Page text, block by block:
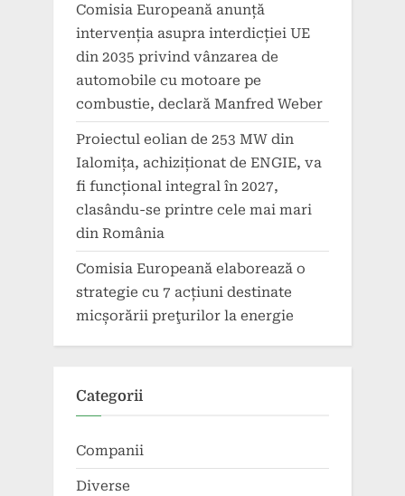
Comisia Europeană anunță
intervenția asupra interdicției UE
din 2035 privind vânzarea de
automobile cu motoare pe
combustie, declară Manfred Weber
Proiectul eolian de 253 MW din
Ialomița, achiziționat de ENGIE, va
fi funcțional integral în 2027,
clasându-se printre cele mai mari
din România
Comisia Europeană elaborează o
strategie cu 7 acțiuni destinate
micșorării preţurilor la energie
Categorii
Companii
Diverse